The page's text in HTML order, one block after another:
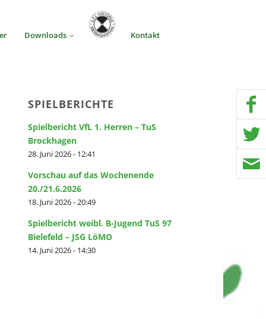
Downloads Kontakt
SPIELBERICHTE
Spielbericht VfL 1. Herren – TuS
Brockhagen
28. Juni 2026 - 12:41
Vorschau auf das Wochenende
20./21.6.2026
18. Juni 2026 - 20:49
Spielbericht weibl. B-Jugend TuS 97
Bielefeld – JSG LöMO
14. Juni 2026 - 14:30